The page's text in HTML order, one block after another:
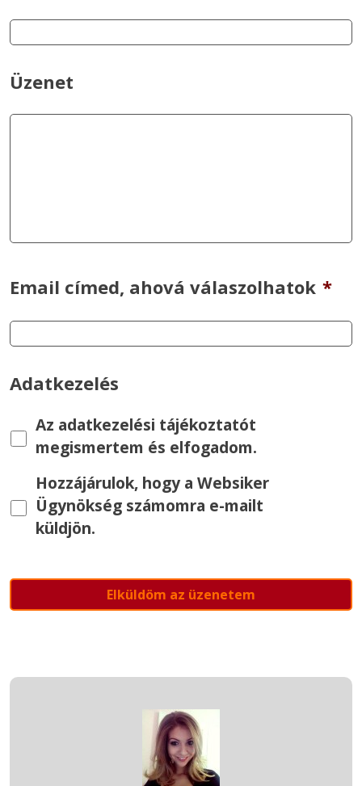
Üzenet
Email címed, ahová válaszolhatok *
Adatkezelés
Az adatkezelési tájékoztatót
megismertem és elfogadom.
Hozzájárulok, hogy a Websiker
Ügynökség számomra e-mailt
küldjön.